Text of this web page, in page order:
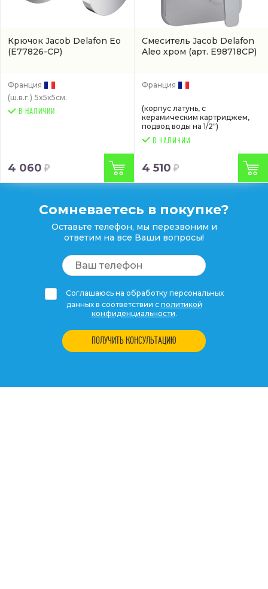
Крючок Jacob Delafon Eo
(E77826-CP)
Франция
(ш.в.г.) 5x5x5см.
В НАЛИЧИИ
4 060
Смеситель Jacob Delafon
Aleo хром (арт. E98718CP)
Франция
(корпус латунь, с
керамическим картриджем,
подвод воды на 1/2")
4 510
Сомневаетесь в покупке?
Оставьте телефон, мы перезвоним и
ответим на все Ваши вопросы!
Соглашаюсь на обработку персональных
данных в соответствии с политикой
конфиденциальности.
ПОЛУЧИТЬ КОНСУЛЬТАЦИЮ